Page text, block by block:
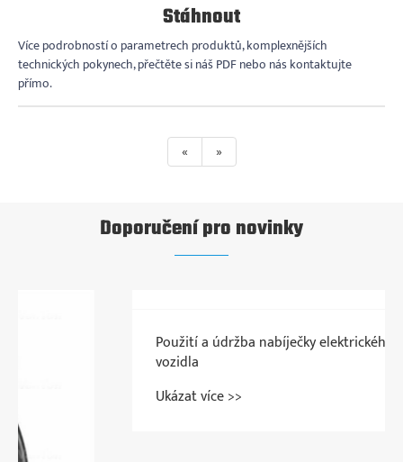
Stáhnout
Více podrobností o parametrech produktů, komplexnějších
technických pokynech, přečtěte si náš PDF nebo nás kontaktujte
přímo.
« »
Doporučení pro novinky